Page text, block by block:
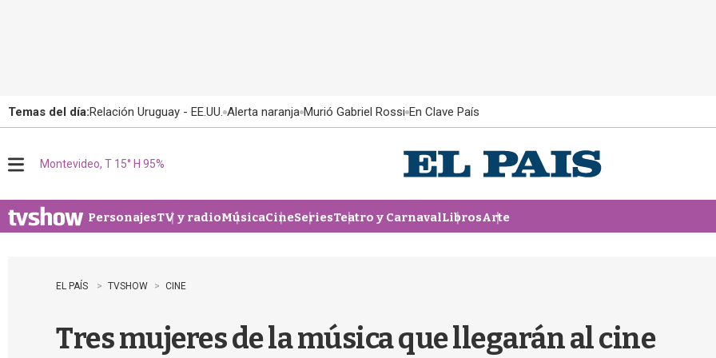
Temas del día:Relación Uruguay - EE.UU. Alerta naranja Murió Gabriel Rossi En Clave País
u
Montevideo, T 15° H 95%
PersonajesTV y radioMúsicaCineSeriesTeatro y CarnavalLibrosArte
EL PAÍS TVSHOW CINE
Tres mujeres de la música que llegarán al cine